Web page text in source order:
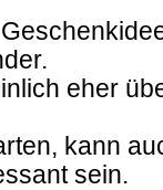
eher
kann
sein.